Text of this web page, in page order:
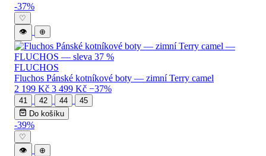
Levné FLUCHOS pánské boty —
-37%
♡
👁
⊕
FLUCHOS
Fluchos Pánské kotníkové boty — zimní Terry camel
2 199 Kč 3 499 Kč −37%
41 42 44
45
Do košíku
-39%
♡
👁
⊕